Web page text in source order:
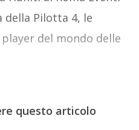
della Pilotta 4, le
del mondo delle
questo articolo